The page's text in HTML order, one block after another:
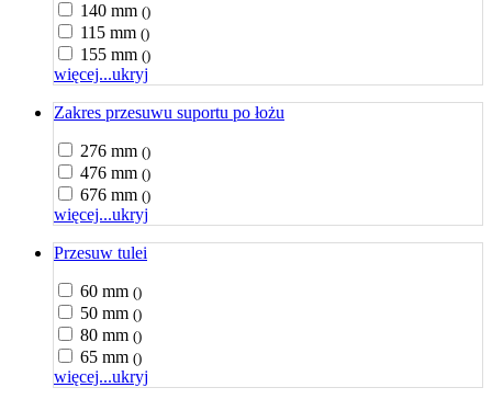
140 mm ()
115 mm ()
155 mm ()
więcej...ukryj
Zakres przesuwu suportu po łożu
276 mm ()
476 mm ()
676 mm ()
więcej...ukryj
Przesuw tulei
60 mm ()
50 mm ()
80 mm ()
65 mm ()
więcej...ukryj